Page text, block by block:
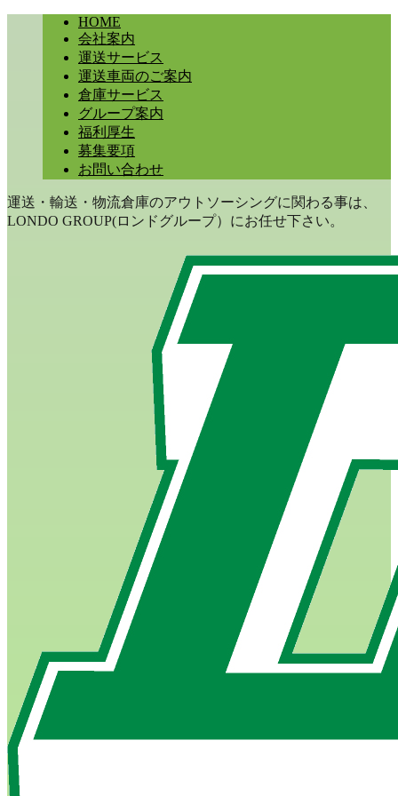
HOME
会社案内
運送サービス
運送車両のご案内
倉庫サービス
グループ案内
福利厚生
募集要項
お問い合わせ
運送・輸送・物流倉庫のアウトソーシングに関わる事は、
LONDO GROUP(ロンドグループ）にお任せ下さい。